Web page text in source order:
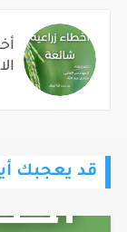
قد يعجبك